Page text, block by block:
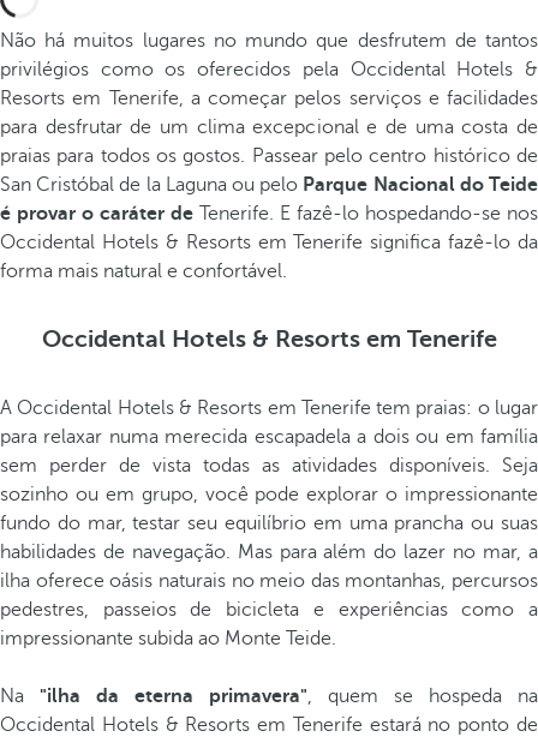
Não há muitos lugares no mundo que desfrutem de tantos
privilégios como os oferecidos pela Occidental Hotels &
Resorts em Tenerife, a começar pelos serviços e facilidades
para desfrutar de um clima excepcional e de uma costa de
praias para todos os gostos. Passear pelo centro histórico de
San Cristóbal de la Laguna ou pelo Parque Nacional do Teide
é provar o caráter de Tenerife. E fazê-lo hospedando-se nos
Occidental Hotels & Resorts em Tenerife significa fazê-lo da
forma mais natural e confortável.
Occidental Hotels & Resorts em Tenerife
A Occidental Hotels & Resorts em Tenerife tem praias: o lugar
para relaxar numa merecida escapadela a dois ou em família
sem perder de vista todas as atividades disponíveis. Seja
sozinho ou em grupo, você pode explorar o impressionante
fundo do mar, testar seu equilíbrio em uma prancha ou suas
habilidades de navegação. Mas para além do lazer no mar, a
ilha oferece oásis naturais no meio das montanhas, percursos
pedestres, passeios de bicicleta e experiências como a
impressionante subida ao Monte Teide.
Na "ilha da eterna primavera", quem se hospeda na
Occidental Hotels & Resorts em Tenerife estará no ponto de